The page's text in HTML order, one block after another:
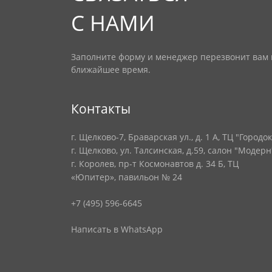
С НАМИ
Заполните форму и менеджер перезвонит вам
ближайшее время.
Контакты
г. Щелково-7, Браварская ул., д. 1 А, ТЦ
г. Щелково, ул. Талсинская, д.59, салон
г. Королев, пр-т Космонавтов д. 34 Б, ТЦ
«Юпитер», павильон № 24
+7 (495) 596-6645
Написать в WhatsApp